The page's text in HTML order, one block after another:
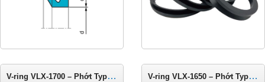
V-ring VLX-1700 – Phớt Type LX cho trục 1675-1725 mm V-ring VLX-1650 – Phớt Type LX cho trục 1625-1675 mm